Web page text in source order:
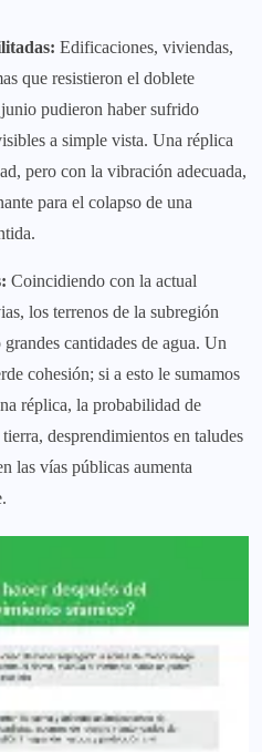
Edificaciones, viviendas,
que resistieron el doblete
pudieron haber sufrido
a simple vista. Una réplica
pero con la vibración adecuada,
para el colapso de una
Coincidiendo con la actual
los terrenos de la subregión
cantidades de agua. Un
cohesión; si a esto le sumamos
réplica, la probabilidad de
desprendimientos en taludes
las vías públicas aumenta